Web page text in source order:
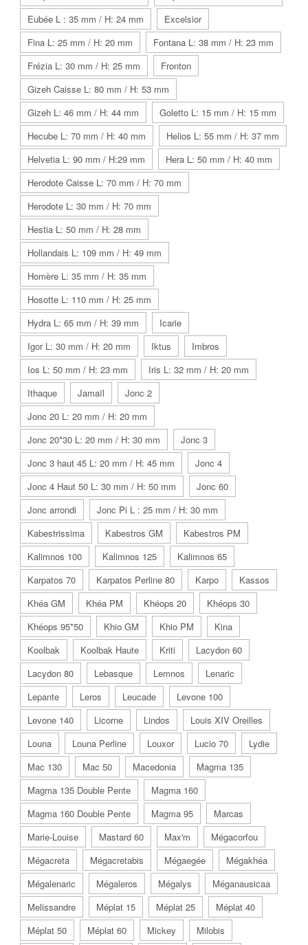
Eubée L : 35 mm / H: 24 mm
Excelsior
Fina L: 25 mm / H: 20 mm
Fontana L: 38 mm / H: 23 mm
Frézia L: 30 mm / H: 25 mm
Fronton
Gizeh Caisse L: 80 mm / H: 53 mm
Gizeh L: 46 mm / H: 44 mm
Goletto L: 15 mm / H: 15 mm
Hecube L: 70 mm / H: 40 mm
Helios L: 55 mm / H: 37 mm
Helvetia L: 90 mm / H:29 mm
Hera L: 50 mm / H: 40 mm
Herodote Caisse L: 70 mm / H: 70 mm
Herodote L: 30 mm / H: 70 mm
Hestia L: 50 mm / H: 28 mm
Hollandais L: 109 mm / H: 49 mm
Homère L: 35 mm / H: 35 mm
Hosotte L: 110 mm / H: 25 mm
Hydra L: 65 mm / H: 39 mm
Icarie
Igor L: 30 mm / H: 20 mm
Iktus
Imbros
Ios L: 50 mm / H: 23 mm
Iris L: 32 mm / H: 20 mm
Ithaque
Jamaïl
Jonc 2
Jonc 20 L: 20 mm / H: 20 mm
Jonc 20*30 L: 20 mm / H: 30 mm
Jonc 3
Jonc 3 haut 45 L: 20 mm / H: 45 mm
Jonc 4
Jonc 4 Haut 50 L: 30 mm / H: 50 mm
Jonc 60
Jonc arrondi
Jonc Pi L : 25 mm / H: 30 mm
Kabestrissima
Kabestros GM
Kabestros PM
Kalimnos 100
Kalimnos 125
Kalimnos 65
Karpatos 70
Karpatos Perline 80 Karpo
Kassos
Khéa GM
Khéa PM Khéops 20
Khéops 30
Khéops 95*50
Khio GM Khio PM
Kina
Koolbak
Koolbak Haute Kriti
Lacydon 60
Lacydon 80
Lebasque Lemnos
Lenaric
Lepante
Leros Leucade
Levone 100
Levone 140
Licorne Lindos
Louis XIV Oreilles
Louna
Louna Perline Louxor Lucio 70
Lydie
Mac 130
Mac 50 Macedonia
Magma 135
Magma 135 Double Pente
Magma 160
Magma 160 Double Pente
Magma 95
Marcas
Marie-Louise
Mastard 60 Max'm
Mégacorfou
Mégacreta
Mégacretabis Mégaegée
Mégakhéa
Mégalenaric
Mégaleros Mégalys
Méganausicaa
Melissandre
Méplat 15 Méplat 25
Méplat 40
Méplat 50
Méplat 60 Mickey
Milobis